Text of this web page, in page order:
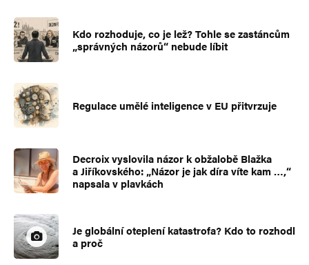
Kdo rozhoduje, co je lež? Tohle se zastáncům
„správných názorů“ nebude líbit
Regulace umělé inteligence v EU přitvrzuje
Decroix vyslovila názor k obžalobě Blažka
a Jiříkovského: „Názor je jak díra víte kam …,“
napsala v plavkách
Je globální oteplení katastrofa? Kdo to rozhodl
a proč